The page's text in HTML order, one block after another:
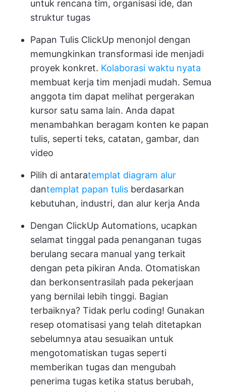
untuk rencana tim, organisasi ide, dan
struktur tugas
Papan Tulis ClickUp menonjol dengan
memungkinkan transformasi ide menjadi
proyek konkret. Kolaborasi waktu nyata
membuat kerja tim menjadi mudah. Semua
anggota tim dapat melihat pergerakan
kursor satu sama lain. Anda dapat
menambahkan beragam konten ke papan
tulis, seperti teks, catatan, gambar, dan
video
Pilih di antaratemplat diagram alur
dantemplat papan tulis berdasarkan
kebutuhan, industri, dan alur kerja Anda
Dengan ClickUp Automations, ucapkan
selamat tinggal pada penanganan tugas
berulang secara manual yang terkait
dengan peta pikiran Anda. Otomatiskan
dan berkonsentrasilah pada pekerjaan
yang bernilai lebih tinggi. Bagian
terbaiknya? Tidak perlu coding! Gunakan
resep otomatisasi yang telah ditetapkan
sebelumnya atau sesuaikan untuk
mengotomatiskan tugas seperti
memberikan tugas dan mengubah
penerima tugas ketika status berubah,